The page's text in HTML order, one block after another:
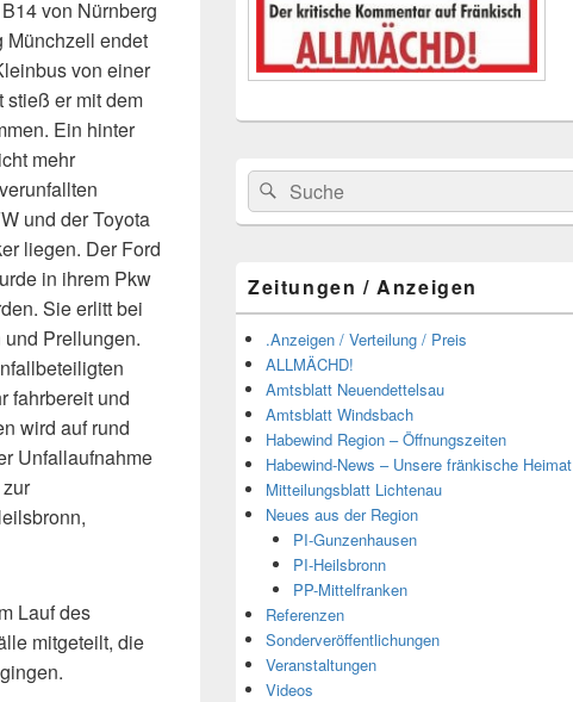
von Nürnberg
Münchzell endet
von einer
stieß er mit dem
Ein hinter
mehr
und der Toyota
liegen. Der Ford
in ihrem Pkw
Sie erlitt bei
Prellungen.
fahrbereit und
wird auf rund
Unfallaufnahme
Lauf des
mitgeteilt, die
Suchen
nach:
Suchen
Zeitungen / Anzeigen
.Anzeigen / Verteilung / Preis
ALLMÄCHD!
Amtsblatt Neuendettelsau
Amtsblatt Windsbach
Habewind Region – Öffnungszeiten
Habewind-News – Unsere fränkische Heimat
Mitteilungsblatt Lichtenau
Neues aus der Region
PI-Gunzenhausen
PI-Heilsbronn
PP-Mittelfranken
Referenzen
Sonderveröffentlichungen
Veranstaltungen
Videos